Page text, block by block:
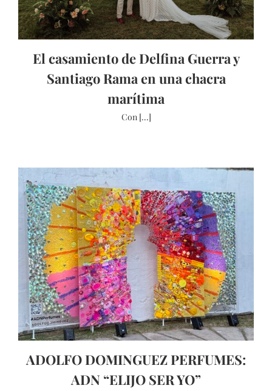
El casamiento de Delfina Guerra y
Santiago Rama en una chacra
marítima
Con [...]
ADOLFO DOMINGUEZ PERFUMES:
ADN “ELIJO SER YO”